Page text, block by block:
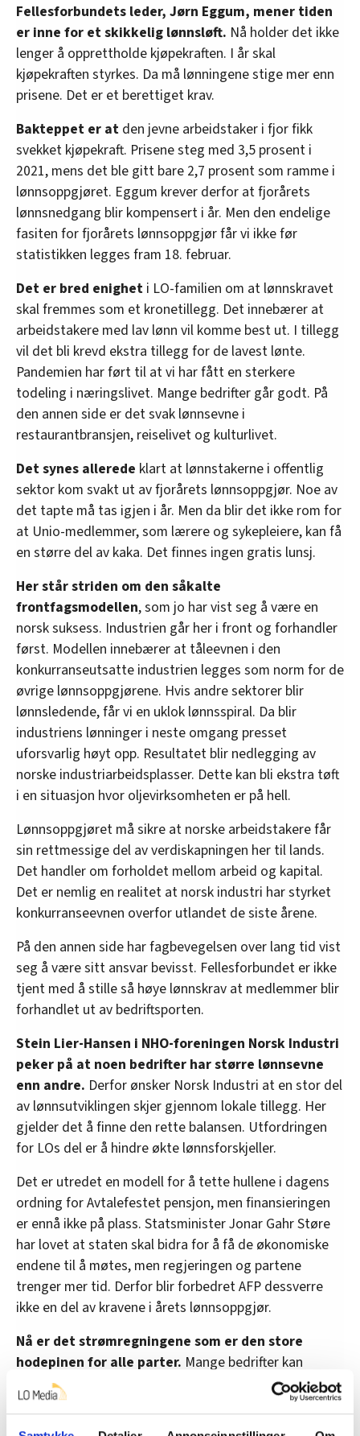
Fellesforbundets leder, Jørn Eggum, mener tiden
er inne for et skikkelig lønnsløft. Nå holder det ikke
lenger å opprettholde kjøpekraften. I år skal
kjøpekraften styrkes. Da må lønningene stige mer enn
prisene. Det er et berettiget krav.
Bakteppet er at den jevne arbeidstaker i fjor fikk
svekket kjøpekraft. Prisene steg med 3,5 prosent i
2021, mens det ble gitt bare 2,7 prosent som ramme i
lønnsoppgjøret. Eggum krever derfor at fjorårets
lønnsnedgang blir kompensert i år. Men den endelige
fasiten for fjorårets lønnsoppgjør får vi ikke før
statistikken legges fram 18. februar.
Det er bred enighet i LO-familien om at lønnskravet
skal fremmes som et kronetillegg. Det innebærer at
arbeidstakere med lav lønn vil komme best ut. I tillegg
vil det bli krevd ekstra tillegg for de lavest lønte.
Pandemien har ført til at vi har fått en sterkere
todeling i næringslivet. Mange bedrifter går godt. På
den annen side er det svak lønnsevne i
restaurantbransjen, reiselivet og kulturlivet.
Det synes allerede klart at lønnstakerne i offentlig
sektor kom svakt ut av fjorårets lønnsoppgjør. Noe av
det tapte må tas igjen i år. Men da blir det ikke rom for
at Unio-medlemmer, som lærere og sykepleiere, kan få
en større del av kaka. Det finnes ingen gratis lunsj.
Her står striden om den såkalte
frontfagsmodellen, som jo har vist seg å være en
norsk suksess. Industrien går her i front og forhandler
først. Modellen innebærer at tåleevnen i den
konkurranseutsatte industrien legges som norm for de
øvrige lønnsoppgjørene. Hvis andre sektorer blir
lønnsledende, får vi en uklok lønnsspiral. Da blir
industriens lønninger i neste omgang presset
uforsvarlig høyt opp. Resultatet blir nedlegging av
norske industriarbeidsplasser. Dette kan bli ekstra tøft
i en situasjon hvor oljevirksomheten er på hell.
Lønnsoppgjøret må sikre at norske arbeidstakere får
sin rettmessige del av verdiskapningen her til lands.
Det handler om forholdet mellom arbeid og kapital.
Det er nemlig en realitet at norsk industri har styrket
konkurranseevnen overfor utlandet de siste årene.
På den annen side har fagbevegelsen over lang tid vist
seg å være sitt ansvar bevisst. Fellesforbundet er ikke
tjent med å stille så høye lønnskrav at medlemmer blir
forhandlet ut av bedriftsporten.
Stein Lier-Hansen i NHO-foreningen Norsk Industri
peker på at noen bedrifter har større lønnsevne
enn andre. Derfor ønsker Norsk Industri at en stor del
av lønnsutviklingen skjer gjennom lokale tillegg. Her
gjelder det å finne den rette balansen. Utfordringen
for LOs del er å hindre økte lønnsforskjeller.
Det er utredet en modell for å tette hullene i dagens
ordning for Avtalefestet pensjon, men finansieringen
er ennå ikke på plass. Statsminister Jonar Gahr Støre
har lovet at staten skal bidra for å få de økonomiske
endene til å møtes, men regjeringen og partene
trenger mer tid. Derfor blir forbedret AFP dessverre
ikke en del av kravene i årets lønnsoppgjør.
Nå er det strømregningene som er den store
hodepinen for alle parter. Mange bedrifter kan
risikere en dobbelt smell ved at høyere lønnsutgifter
kommer på toppen av rekorddyr strøm. Her har man